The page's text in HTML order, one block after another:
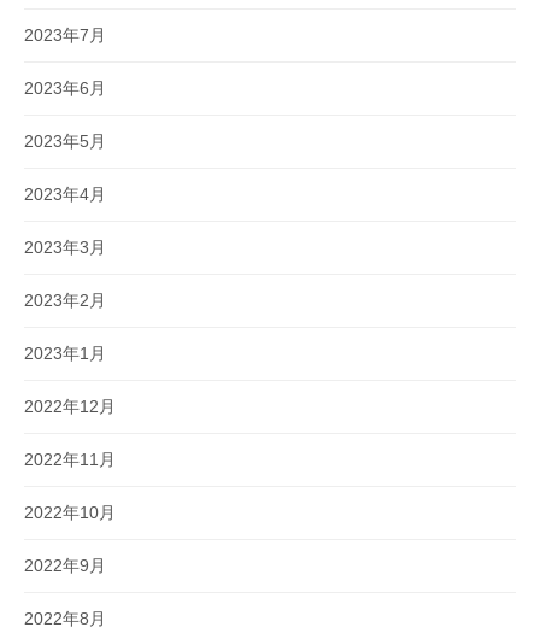
2023年7月
2023年6月
2023年5月
2023年4月
2023年3月
2023年2月
2023年1月
2022年12月
2022年11月
2022年10月
2022年9月
2022年8月